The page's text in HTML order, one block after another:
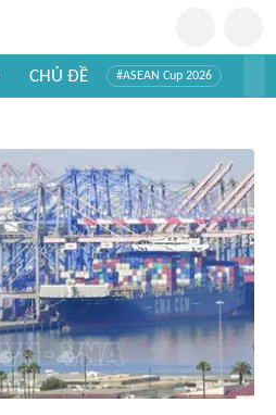
CHỦ ĐỀ #ASEAN Cup 2026